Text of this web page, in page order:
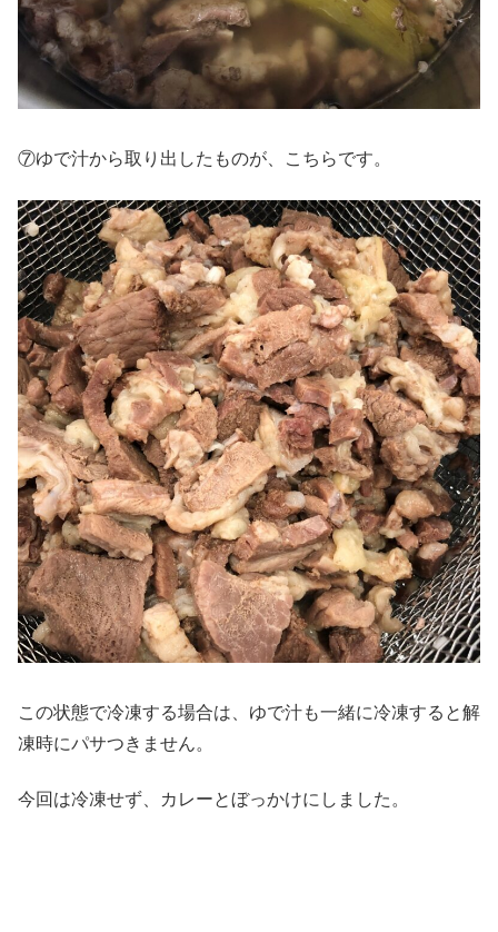
⑦ゆで汁から取り出したものが、こちらです。
この状態で冷凍する場合は、ゆで汁も一緒に冷凍すると解
凍時にパサつきません。
今回は冷凍せず、カレーとぼっかけにしました。